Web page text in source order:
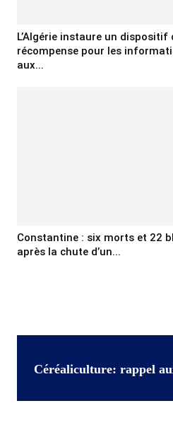
L’Algérie instaure un dispositif
récompense pour les
aux...
Constantine : six morts et 22
après la chute d’un...
Céréaliculture: rappel